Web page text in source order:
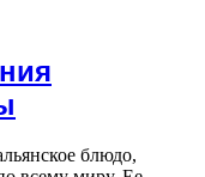
блюдо,